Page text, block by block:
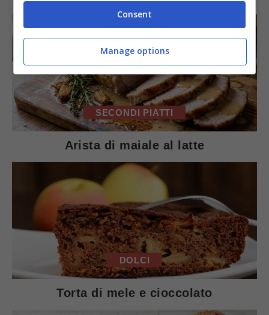
SECONDI PIATTI
Arista di maiale al latte
DOLCI
Torta di mele e cioccolato
Consent
Manage options